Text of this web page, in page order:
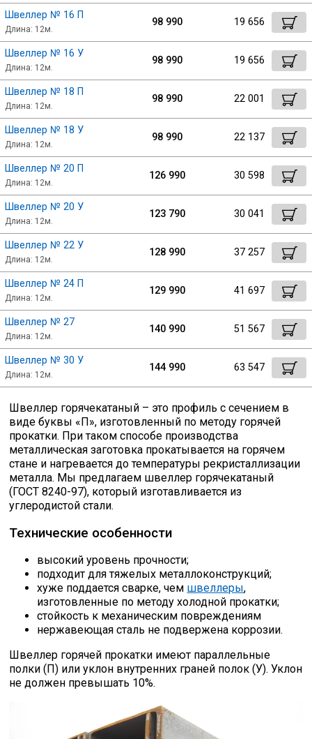
Круги абразивные
Электроды
Проволока
Скобо-гибочные изделия
Остальное
Алюминиевый прокат
Швеллер № 16 П
Длина: 12м.
98 990 19 656
Швеллер № 16 У
Длина: 12м.
98 990 19 656
Швеллер № 18 П
Длина: 12м.
98 990 22 001
Швеллер № 18 У
Длина: 12м.
98 990 22 137
Швеллер № 20 П
Длина: 12м.
126 990 30 598
Швеллер № 20 У
Длина: 12м.
123 790 30 041
Швеллер № 22 У
Длина: 12м.
128 990 37 257
Швеллер № 24 П
Длина: 12м.
129 990 41 697
Швеллер № 27
Длина: 12м.
140 990 51 567
Швеллер № 30 У
Длина: 12м.
144 990 63 547
Швеллер горячекатаный – это профиль с сечением в
виде буквы «П», изготовленный по методу горячей
прокатки. При таком способе производства
металлическая заготовка прокатывается на горячем
стане и нагревается до температуры рекристаллизации
металла. Мы предлагаем швеллер горячекатаный
(ГОСТ 8240-97), который изготавливается из
углеродистой стали.
Технические особенности
высокий уровень прочности;
подходит для тяжелых металлоконструкций;
хуже поддается сварке, чем швеллеры,
изготовленные по методу холодной прокатки;
стойкость к механическим повреждениям
нержавеющая сталь не подвержена коррозии.
Швеллер горячей прокатки имеют параллельные
полки (П) или уклон внутренних граней полок (У). Уклон
не должен превышать 10%.